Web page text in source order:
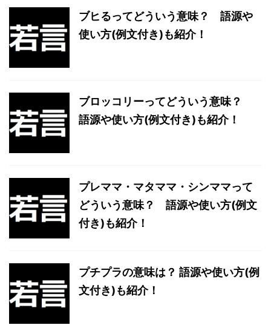
ブヒるってどういう意味？ 語源や
使い方(例文付き)も紹介！
ブロッコリーってどういう意味？
語源や使い方(例文付き)も紹介！
プレママ・マタママ・シンママって
どういう意味？ 語源や使い方(例文
付き)も紹介！
プチプラの意味は？ 語源や使い方(例
文付き)も紹介！